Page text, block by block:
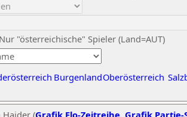
Nur "österreichische" Spieler (Land=AUT)
BurgenlandOberösterreich
Haider (Grafik Elo-Zeitreihe, Grafik Partie-